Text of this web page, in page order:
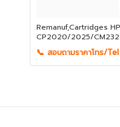
Remanuf,Cartridges
CP2020/2025/
📞 สอบถามราคาโทร/Tel